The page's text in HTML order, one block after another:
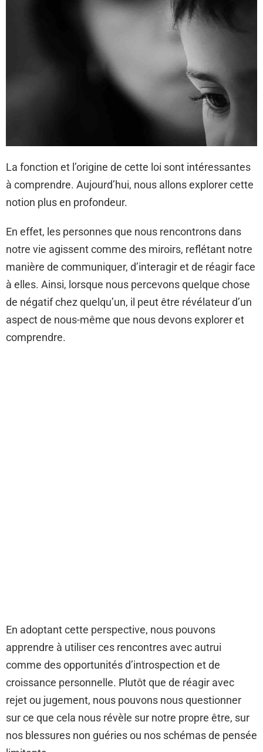
La fonction et l’origine de cette loi sont intéressantes
à comprendre. Aujourd’hui, nous allons explorer cette
notion plus en profondeur.
En effet, les personnes que nous rencontrons dans
notre vie agissent comme des miroirs, reflétant notre
manière de communiquer, d’interagir et de réagir face
à elles. Ainsi, lorsque nous percevons quelque chose
de négatif chez quelqu’un, il peut être révélateur d’un
aspect de nous-même que nous devons explorer et
comprendre.
En adoptant cette perspective, nous pouvons
apprendre à utiliser ces rencontres avec autrui
comme des opportunités d’introspection et de
croissance personnelle. Plutôt que de réagir avec
rejet ou jugement, nous pouvons nous questionner
sur ce que cela nous révèle sur notre propre être, sur
nos blessures non guéries ou nos schémas de pensée